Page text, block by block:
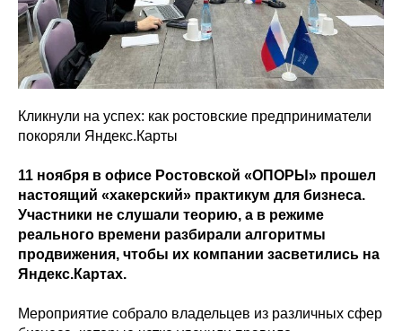
Кликнули на успех: как ростовские предприниматели
покоряли Яндекс.Карты
11 ноября в офисе Ростовской «ОПОРЫ» прошел
настоящий «хакерский» практикум для бизнеса.
Участники не слушали теорию, а в режиме
реального времени разбирали алгоритмы
продвижения, чтобы их компании засветились на
Яндекс.Картах.
Мероприятие собрало владельцев из различных сфер